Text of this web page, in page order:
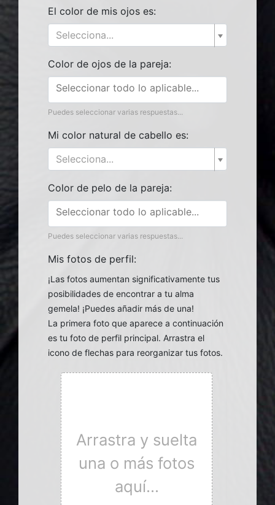
El color de mis ojos es:
Selecciona...
Color de ojos de la pareja:
Puedes seleccionar varias respuestas...
Mi color natural de cabello es:
Selecciona...
Color de pelo de la pareja:
Puedes seleccionar varias respuestas...
Mis fotos de perfil:
¡Las fotos aumentan significativamente tus
posibilidades de encontrar a tu alma
gemela! ¡Puedes añadir más de una!
La primera foto que aparece a continuación
es tu foto de perfil principal. Arrastra el
icono de flechas para reorganizar tus fotos.
Arrastra y suelta
una o más fotos
aquí...